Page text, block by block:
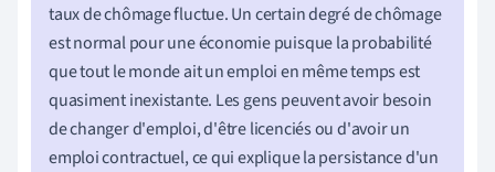
taux de chômage fluctue. Un certain degré de chômage
est normal pour une économie puisque la probabilité
que tout le monde ait un emploi en même temps est
quasiment inexistante. Les gens peuvent avoir besoin
de changer d'emploi, d'être licenciés ou d'avoir un
emploi contractuel, ce qui explique la persistance d'un